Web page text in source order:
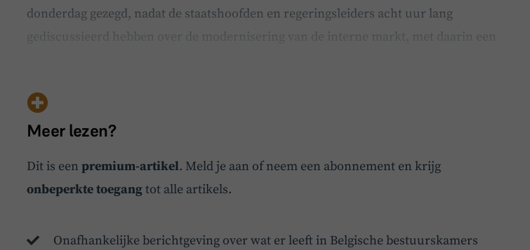
donderdag gezegd, nadat de staatshoofden en regeringsleiders acht uur lang
gediscussieerd hebben over de modernisering van de interne markt, met daarin een
Meer lezen?
Dit is eenpremium-artikel. Meld je aan of neem een abonnement en krijg
onbeperkte toegangtot alle artikels.
Onafhankelijke berichtgeving over wat er leeft in Belgische bestuurskamers